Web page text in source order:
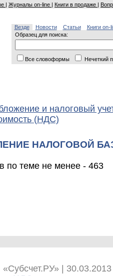
| Журналы on-line | Книги в продаже |
Везде Новости Статьи
Книги on-
Образец для поиска:
Все словоформы Нечеткий
и налоговый
(НДС)
НАЛОГОВОЙ
по теме не менее - 463
«Субсчет.РУ» |